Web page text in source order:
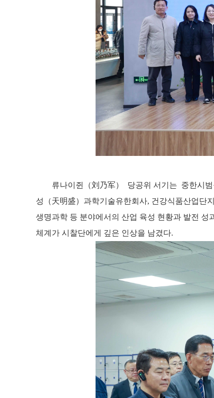
류나이쥔
（刘乃军） 당공위 서기 는 중한시
성
（天明盛） 과학기술유한회사, 건강식품산업단지
생명과학 등 분야에서의 산업 육성 현황과 발전 성
체계가 시찰단에게 깊은 인상을 남겼다.